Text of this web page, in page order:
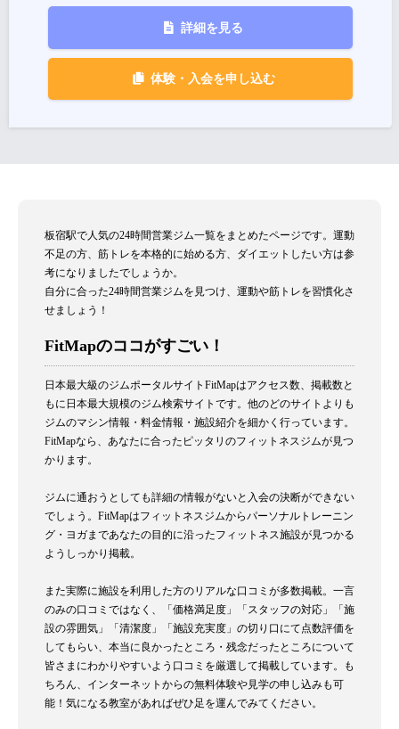
詳細を見る
体験・入会を申し込む
板宿駅で人気の24時間営業ジム一覧をまとめたページです。運動
不足の方、筋トレを本格的に始める方、ダイエットしたい方は参
考になりましたでしょうか。
自分に合った24時間営業ジムを見つけ、運動や筋トレを習慣化さ
せましょう！
FitMapのココがすごい！
日本最大級のジムポータルサイトFitMapはアクセス数、掲載数と
もに日本最大規模のジム検索サイトです。他のどのサイトよりも
ジムのマシン情報・料金情報・施設紹介を細かく行っています。
FitMapなら、あなたに合ったピッタリのフィットネスジムが見つ
かります。
ジムに通おうとしても詳細の情報がないと入会の決断ができない
でしょう。FitMapはフィットネスジムからパーソナルトレーニン
グ・ヨガまであなたの目的に沿ったフィットネス施設が見つかる
ようしっかり掲載。
また実際に施設を利用した方のリアルな口コミが多数掲載。一言
のみの口コミではなく、「価格満足度」「スタッフの対応」「施
設の雰囲気」「清潔度」「施設充実度」の切り口にて点数評価を
してもらい、本当に良かったところ・残念だったところについて
皆さまにわかりやすいよう口コミを厳選して掲載しています。も
ちろん、インターネットからの無料体験や見学の申し込みも可
能！気になる教室があればぜひ足を運んでみてください。